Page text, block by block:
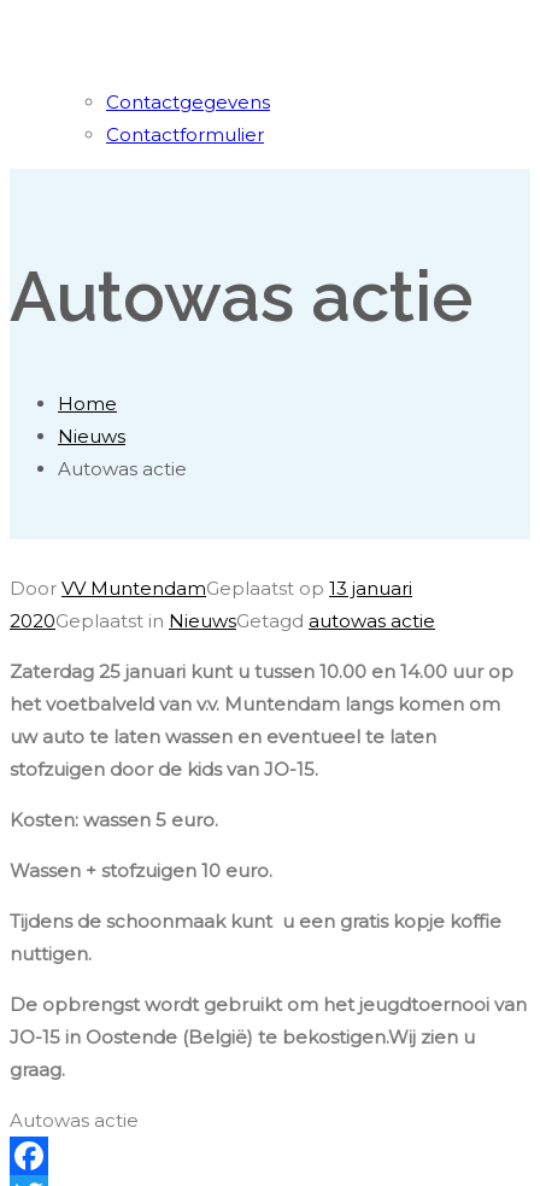
Contactgegevens
Contactformulier
Autowas actie
Home
Nieuws
Autowas actie
Door VV MuntendamGeplaatst op 13 januari
2020Geplaatst in NieuwsGetagd autowas actie
Zaterdag 25 januari kunt u tussen 10.00 en 14.00 uur op
het voetbalveld van v.v. Muntendam langs komen om
uw auto te laten wassen en eventueel te laten
stofzuigen door de kids van JO-15.
Kosten: wassen 5 euro.
Wassen + stofzuigen 10 euro.
Tijdens de schoonmaak kunt u een gratis kopje koffie
nuttigen.
De opbrengst wordt gebruikt om het jeugdtoernooi van
JO-15 in Oostende (België) te bekostigen.Wij zien u
graag.
Autowas actie